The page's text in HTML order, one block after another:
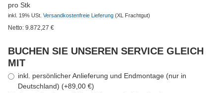
pro Stk
inkl. 19% USt. Versandkostenfreie Lieferung (XL Frachtgut)
Netto: 9.872,27 €
BUCHEN SIE UNSEREN SERVICE GLEICH
MIT
inkl. persönlicher Anlieferung und Endmontage (nur in
Deutschland) (+89,00 €)